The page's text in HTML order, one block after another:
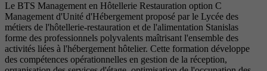
Le BTS Management en Hôtellerie Restauration option C
Management d'Unité d'Hébergement proposé par le Lycée des
métiers de l'hôtellerie-restauration et de l'alimentation Stanislas
forme des professionnels polyvalents maîtrisant l'ensemble des
activités liées à l'hébergement hôtelier. Cette formation développe
des compétences opérationnelles en gestion de la réception,